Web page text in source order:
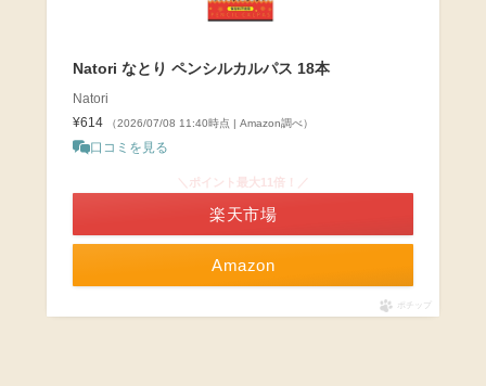
Natori なとり ペンシルカルパス 18本
Natori
¥614
（2026/07/08 11:40時点 | Amazon調べ）
口コミを見る
Amazon
＼ポイント最大11倍！／
楽天市場
ポチップ